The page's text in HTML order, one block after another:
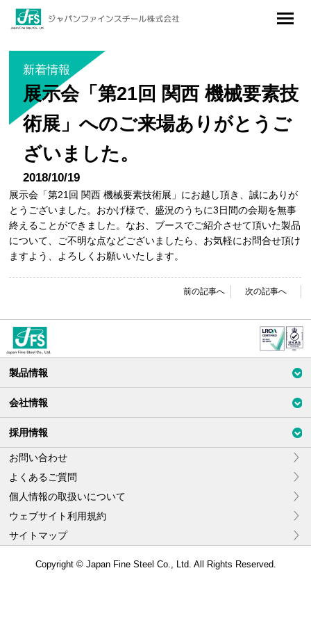
新着情報
展示会「第21回 関西 機械要素技
術展」へのご来場ありがとうご
ざいました。
2018/10/19
展示会「第21回 関西 機械要素技術展」にお越し頂き、誠にありが
とうございました。おかげ様で、盛況のうちに3日間の会期を無事
終えることができました。なお、ブースでご紹介させて頂いた製品
について、ご不明な点などございましたら、お気軽にお問合せ頂け
ますよう、よろしくお願いいたします。
前の記事へ 次の記事へ
ファイン
株式会社
製品情報
会社情報
採用情報
お問い合わせ
よくあるご質問
個人情報の取扱いについて
ウェブサイト利用規約
サイトマップ
Copyright © Japan Fine Steel Co., Ltd. All Rights Reserved.